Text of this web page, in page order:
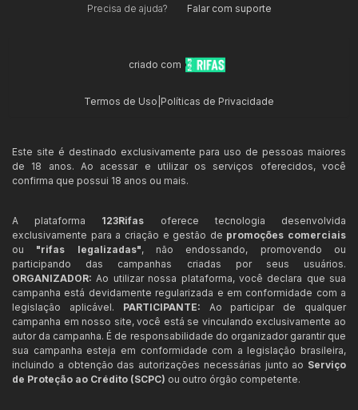
Precisa de ajuda? Falar com suporte
criado com
Termos de Uso Políticas de Privacidade
Este site é destinado exclusivamente para uso de pessoas maiores
de 18 anos. Ao acessar e utilizar os serviços oferecidos, você
confirma que possui 18 anos ou mais.
A plataforma 123Rifas oferece tecnologia desenvolvida
exclusivamente para a criação e gestão de promoções comerciais
ou "rifas legalizadas", não endossando, promovendo ou
participando das campanhas criadas por seus usuários.
ORGANIZADOR: Ao utilizar nossa plataforma, você declara que sua
campanha está devidamente regularizada e em conformidade com a
legislação aplicável. PARTICIPANTE: Ao participar de qualquer
campanha em nosso site, você está se vinculando exclusivamente ao
autor da campanha. É de responsabilidade do organizador garantir que
sua campanha esteja em conformidade com a legislação brasileira,
incluindo a obtenção das autorizações necessárias junto ao Serviço
de Proteção ao Crédito (SCPC) ou outro órgão competente.